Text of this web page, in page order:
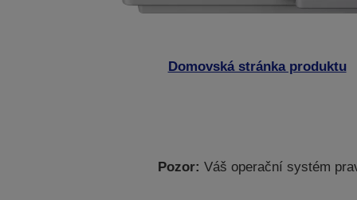
Domovská stránka produktu
Pozor: Váš operační systém